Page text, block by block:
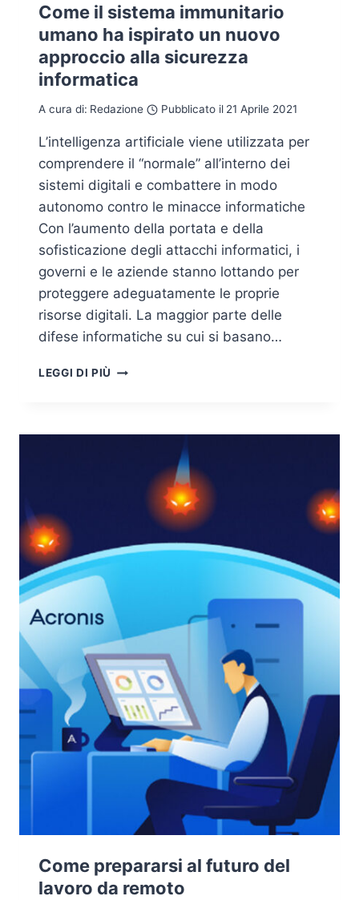
Come il sistema immunitario
umano ha ispirato un nuovo
approccio alla sicurezza
informatica
A cura di: Redazione Pubblicato il 21 Aprile 2021
L’intelligenza artificiale viene utilizzata per
comprendere il “normale” all’interno dei
sistemi digitali e combattere in modo
autonomo contro le minacce informatiche
Con l’aumento della portata e della
sofisticazione degli attacchi informatici, i
governi e le aziende stanno lottando per
proteggere adeguatamente le proprie
risorse digitali. La maggior parte delle
difese informatiche su cui si basano…
LEGGI DI PIÙ COME
UMANO
ISPIRATO
APPROCCIO
SICUREZZA
Come prepararsi al futuro del
lavoro da remoto